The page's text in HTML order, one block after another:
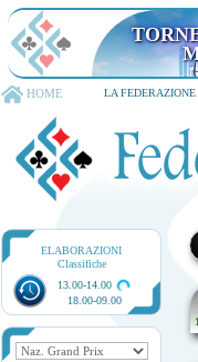
HOME LA FEDERAZIONE
ELABORAZIONI
Classifiche
13.00-14.00
18.00-09.00